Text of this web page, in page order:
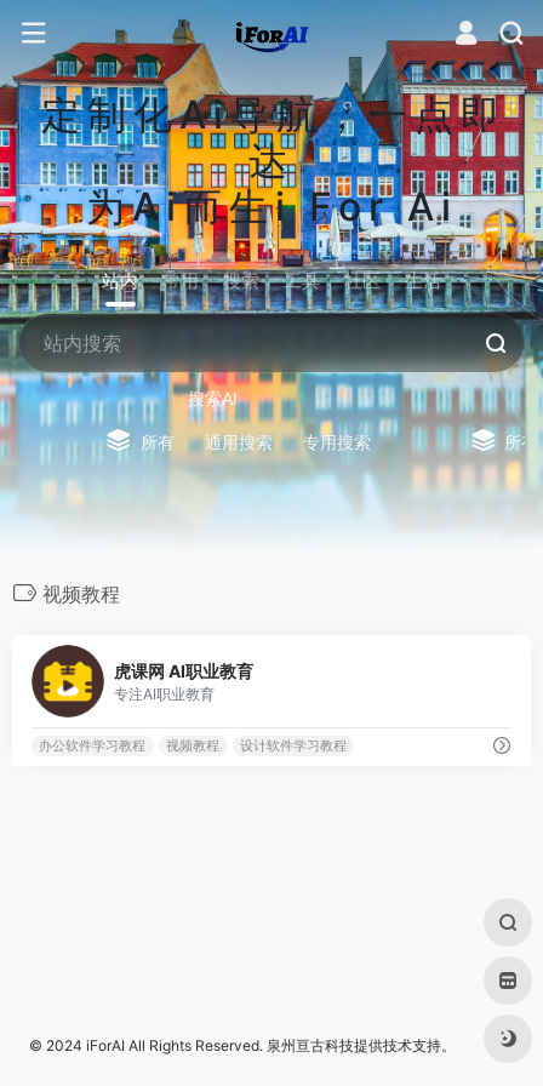
定制化Ai导航，一点即
达
为Ai而生i For Ai
站内 常用 搜索 工具 社区 生活
搜索AI
所有 通用搜索 专用搜索 所有
视频教程
虎课网 AI职业教育
专注AI职业教育
办公软件学习教程 视频教程 设计软件学习教程
© 2024 iForAI All Rights Reserved. 泉州亘古科技提供技术支持。